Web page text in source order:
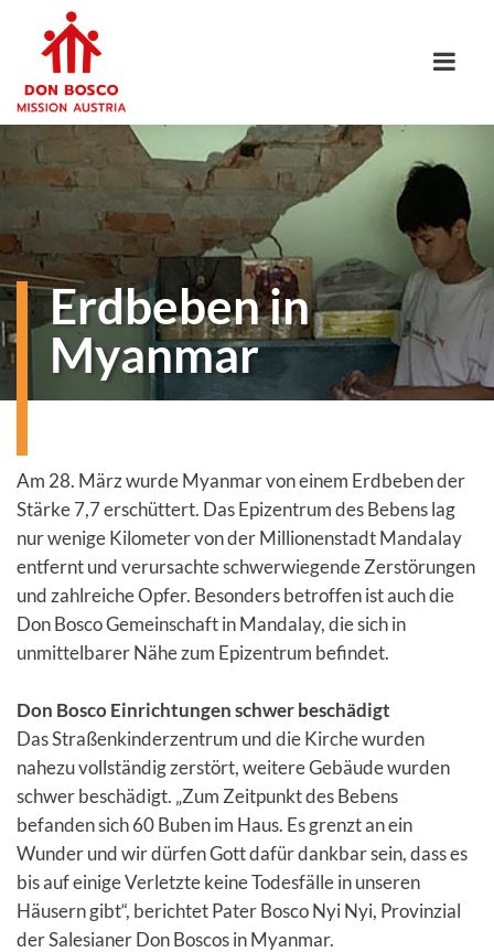
Erdbeben in
Myanmar
Am 28. März wurde Myanmar von einem Erdbeben der
Stärke 7,7 erschüttert. Das Epizentrum des Bebens lag
nur wenige Kilometer von der Millionenstadt Mandalay
entfernt und verursachte schwerwiegende Zerstörungen
und zahlreiche Opfer. Besonders betroffen ist auch die
Don Bosco Gemeinschaft in Mandalay, die sich in
unmittelbarer Nähe zum Epizentrum befindet.
Don Bosco Einrichtungen schwer beschädigt
Das Straßenkinderzentrum und die Kirche wurden
nahezu vollständig zerstört, weitere Gebäude wurden
schwer beschädigt. „Zum Zeitpunkt des Bebens
befanden sich 60 Buben im Haus. Es grenzt an ein
Wunder und wir dürfen Gott dafür dankbar sein, dass es
bis auf einige Verletzte keine Todesfälle in unseren
Häusern gibt“, berichtet Pater Bosco Nyi Nyi, Provinzial
der Salesianer Don Boscos in Myanmar.